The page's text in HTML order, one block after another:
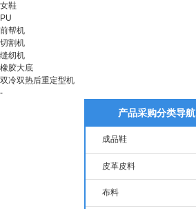
女鞋
PU
前帮机
切割机
缝纫机
橡胶大底
双冷双热后重定型机
-
产品采购分类导航
成品鞋
皮革皮料
布料